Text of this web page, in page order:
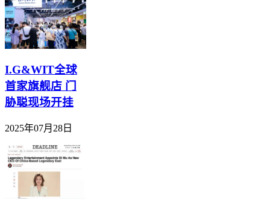
I.G&WIT全球
首家旗舰店 门
胁聪现场开挂
2025年07月28日